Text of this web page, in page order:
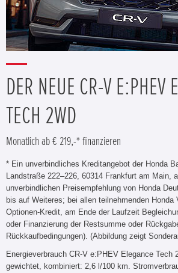
DER NEUE CR-V E:PHEV
TECH 2WD
Monatlich ab € 219,-* finanzieren
* Ein unverbindliches Kreditangebot der Honda
Landstraße 222–226, 60314 Frankfurt am Main,
unverbindlichen Preisempfehlung von Honda
bis auf Weiteres; bei allen teilnehmenden Honda
Optionen-Kredit, am Ende der Laufzeit
oder Finanzierung der Restsumme oder
Rückkaufbedingungen). (Abbildung zeigt
Energieverbrauch CR-V e:PHEV Elegance Tech
gewichtet, kombiniert: 2,6 l/100 km.